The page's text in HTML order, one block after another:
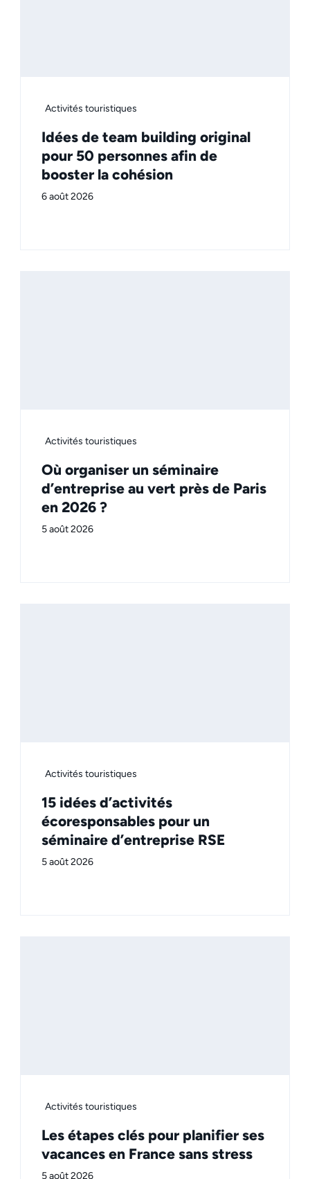
Activités touristiques
Idées de team building original
pour 50 personnes afin de
booster la cohésion
6 août 2026
Activités touristiques
Où organiser un séminaire
d’entreprise au vert près de Paris
en 2026 ?
5 août 2026
Activités touristiques
15 idées d’activités
écoresponsables pour un
séminaire d’entreprise RSE
5 août 2026
Activités touristiques
Les étapes clés pour planifier ses
vacances en France sans stress
5 août 2026